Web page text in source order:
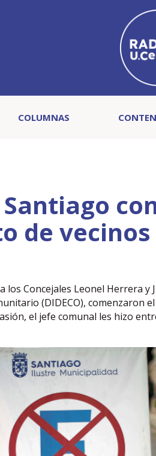
COLUMNAS
de
los Concejales Leonel Herrera y
(DIDECO), comenzaron
el jefe comunal les hizo